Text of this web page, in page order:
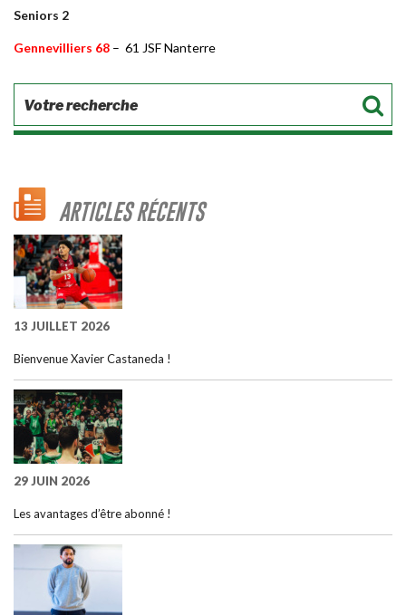
Seniors 2
Gennevilliers 68 – 61 JSF Nanterre
ARTICLES RÉCENTS
13 JUILLET 2026
Bienvenue Xavier Castaneda !
29 JUIN 2026
Les avantages d’être abonné !